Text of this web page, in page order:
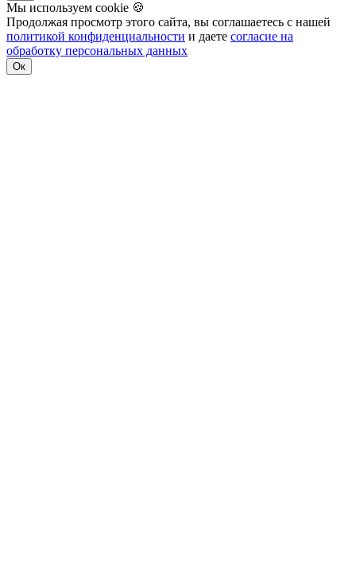
Мы используем cookie 🍪
Продолжая просмотр этого сайта, вы соглашаетесь с нашей
политикой конфиденциальности и даете согласие на
обработку персональных данных
Ок